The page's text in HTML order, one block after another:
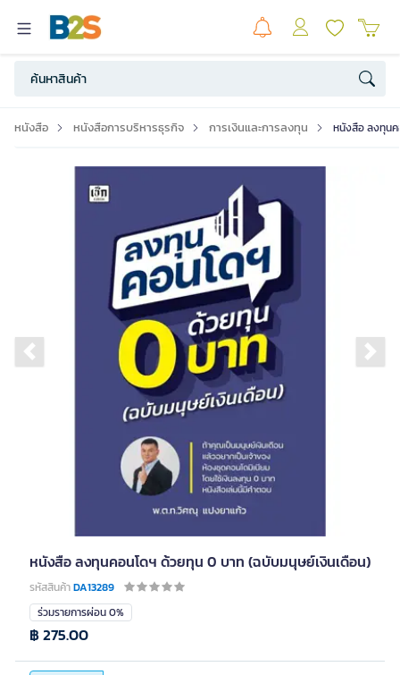
หนังสือ หนังสือการบริหารธุรกิจ การเงินและการลงทุน หนังสือ ลงทุน
Previous slide
หนังสือ ลงทุนคอนโดฯ ด้วยทุน 0 บาท (ฉบับมนุษย์เงินเดือน)
รหัสสินค้าDA13289
ร่วมรายการผ่อน 0%
฿ 275.00